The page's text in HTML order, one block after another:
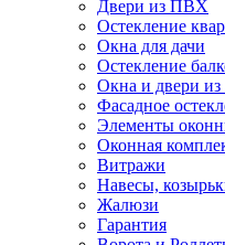
Двери из ПВХ
Остекление
Окна для дачи
Остекление
Окна и двери
Фасадное
Элементы
Оконная
Витражи
Навесы,
Жалюзи
Гарантия